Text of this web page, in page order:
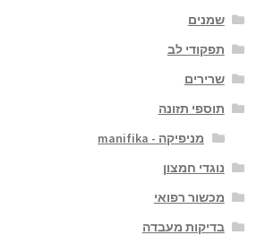
שמנים
תפקודי לב
שרירים
תוספי תזונה
מניפיקה - manifika
נוגדי חמצון
מכשור רפואי
בדיקות מעבדה